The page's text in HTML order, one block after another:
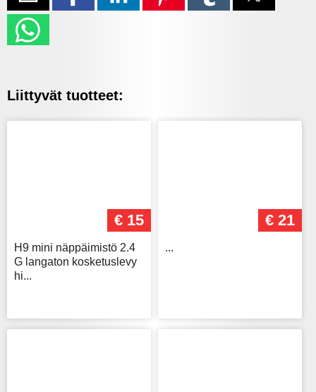
Liittyvät tuotteet:
€ 15
H9 mini näppäimistö 2.4
G langaton kosketuslevy
hi...
€ 21
...